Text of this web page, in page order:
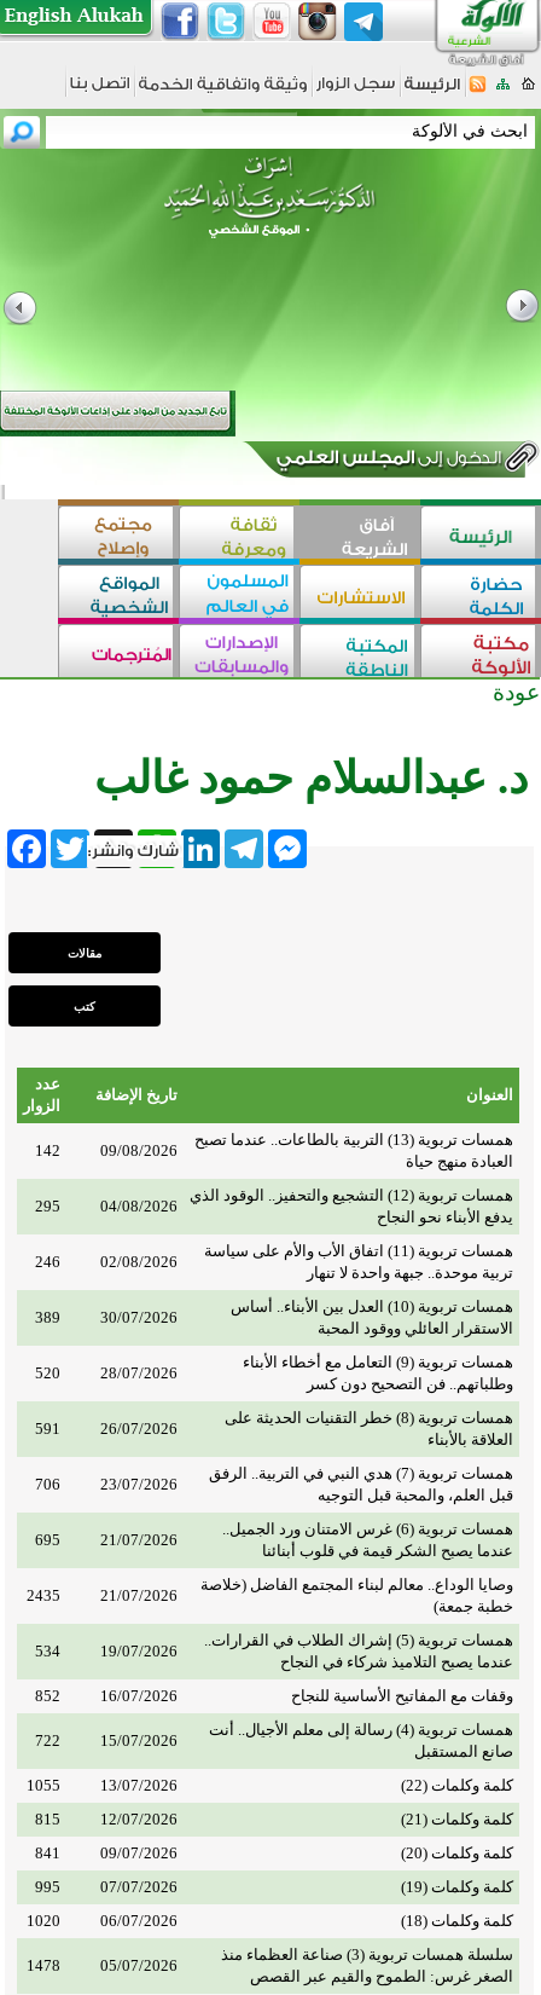
عودة
د. عبدالسلام حمود غالب
Twitter X
WhatsAppLinkedInTelegram
Messenger
العنوان تاريخ الإضافة
عدد
الزوار
همسات تربوية (13) التربية بالطاعات.. عندما تصبح
العبادة منهج حياة
09/08/2026
142
همسات تربوية (12) التشجيع والتحفيز.. الوقود الذي
يدفع الأبناء نحو النجاح
04/08/2026
295
همسات تربوية (11) اتفاق الأب والأم على سياسة
تربية موحدة.. جبهة واحدة لا تنهار
02/08/2026
246
همسات تربوية (10) العدل بين الأبناء.. أساس
الاستقرار العائلي ووقود المحبة
30/07/2026
389
همسات تربوية (9) التعامل مع أخطاء الأبناء
وطلباتهم.. فن التصحيح دون كسر
28/07/2026
520
همسات تربوية (8) خطر التقنيات الحديثة على
العلاقة بالأبناء
26/07/2026
591
همسات تربوية (7) هدي النبي في التربية.. الرفق
قبل العلم، والمحبة قبل التوجيه
23/07/2026
706
همسات تربوية (6) غرس الامتنان ورد الجميل..
عندما يصبح الشكر قيمة في قلوب أبنائنا
21/07/2026
695
وصايا الوداع.. معالم لبناء المجتمع الفاضل (خلاصة
خطبة جمعة)
21/07/2026
2435
همسات تربوية (5) إشراك الطلاب في القرارات..
عندما يصبح التلاميذ شركاء في النجاح
19/07/2026
534
وقفات مع المفاتيح الأساسية للنجاح 16/07/2026
852
همسات تربوية (4) رسالة إلى معلم الأجيال.. أنت
صانع المستقبل
15/07/2026
722
كلمة وكلمات (22) 13/07/2026
1055
كلمة وكلمات (21)
12/07/2026
815
كلمة وكلمات (20)
09/07/2026
841
كلمة وكلمات (19)
07/07/2026
995
كلمة وكلمات (18)
06/07/2026
1020
سلسلة همسات تربوية (3) صناعة العظماء منذ
الصغر غرس: الطموح والقيم عبر القصص
05/07/2026
1478